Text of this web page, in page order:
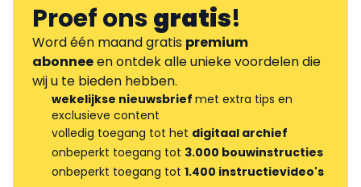
Proef onsgratis!
Word één maand gratis premium
abonneeen ontdek alle unieke voordelen die
wij u te bieden hebben.
wekelijkse nieuwsbrief met extra tips en
exclusieve content
volledig toegang tot het digitaal archief
onbeperkt toegang tot 3.000 bouwinstructies
onbeperkt toegang tot 1.400 instructievideo's